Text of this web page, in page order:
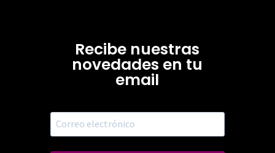
Recibe nuestras
novedades en tu
email